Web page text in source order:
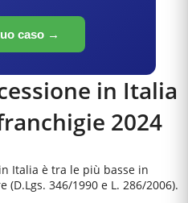
caso →
in Italia
2024
Italia è tra le più basse in
346/1990 e L. 286/2006).